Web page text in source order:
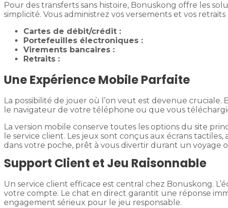
Pour des transferts sans histoire, Bonuskong offre les
simplicité. Vous administrez vos versements et vos
Cartes de débit/crédit :
Portefeuilles électroniques :
Virements bancaires :
Retraits :
Une Expérience Mobile Parfaite
La possibilité de jouer où l’on veut est devenue cruciale.
le navigateur de votre téléphone ou que vous
La version mobile conserve toutes les options du site
le service client. Les jeux sont conçus aux écrans
dans votre poche, prêt à vous divertir durant un voyage
Support Client et Jeu Raisonnable
Un service client efficace est central chez Bonuskong.
votre compte. Le chat en direct garantit une réponse
engagement sérieux pour le jeu responsable.